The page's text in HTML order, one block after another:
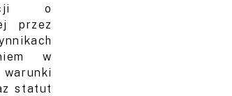
o
przez
w
statut